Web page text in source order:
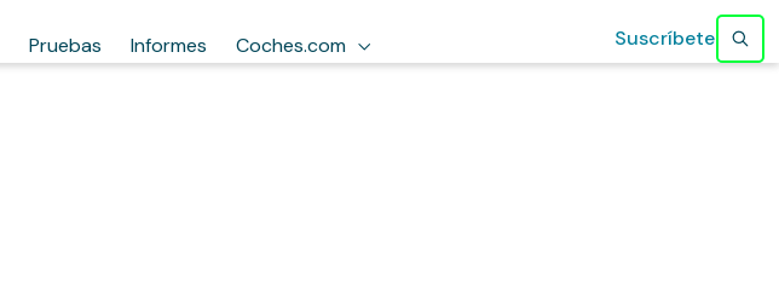
Pruebas Informes Coches.com Suscríbete